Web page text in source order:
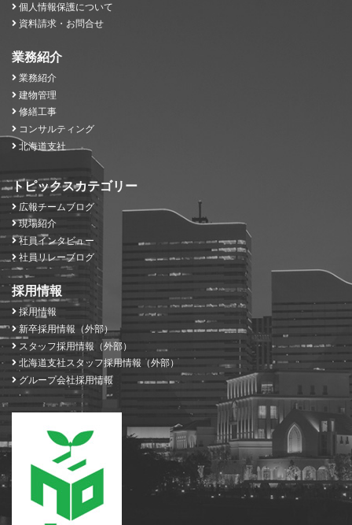
個人情報保護について
資料請求・お問合せ
業務紹介
業務紹介
建物管理
修繕工事
コンサルティング
北海道支社
トピックスカテゴリー
広報チームブログ
現場紹介
社員インタビュー
社員リレーブログ
採用情報
採用情報
新卒採用情報（外部）
スタッフ採用情報（外部）
北海道支社スタッフ採用情報（外部）
グループ会社採用情報